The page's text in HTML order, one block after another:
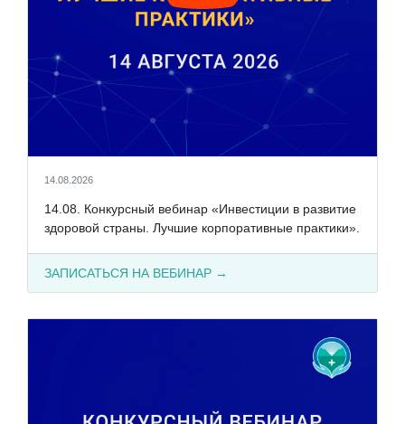
14.08.2026
14.08. Конкурсный вебинар «Инвестиции в развитие
здоровой страны. Лучшие корпоративные практики».
ЗАПИСАТЬСЯ НА ВЕБИНАР →